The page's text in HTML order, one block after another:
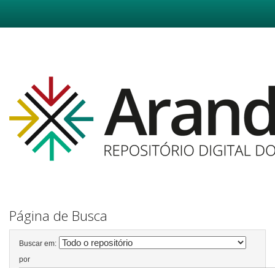
Página de Busca
Buscar em:
por